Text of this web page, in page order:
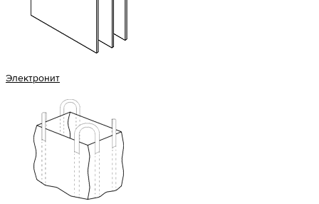
Электронит